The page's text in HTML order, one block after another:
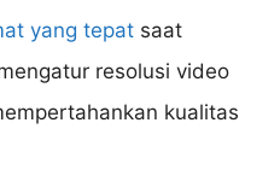
yang tepat saat
resolusi video
kualitas